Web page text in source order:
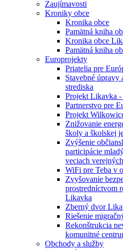
Zaujímavosti
Kroniky obce
Kronika obce
Pamätná kniha
Kronika obce
Pamätná kniha
Europrojekty
Priatelia pre
Stavebné úpravy
strediska
Projekt Likavka
Partnerstvo pre
Projekt
Znižovanie
školy a školskej
Zvýšenie
participácie
veciach verejných
WiFi pre Teba v
Zvyšovanie
prostredníctvom
Likavka
Zberný dvor
Riešenie
Rekonštrukcia
komunitné
Obchody a služby